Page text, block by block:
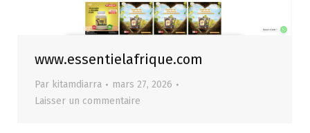
www.essentielafrique.com
Par kitamdiarra
mars 27, 2026
Laisser un commentaire